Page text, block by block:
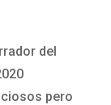
del
pero